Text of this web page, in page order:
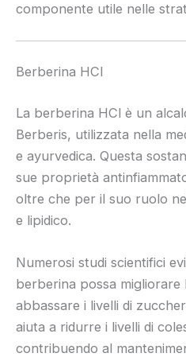
componente utile nelle
Berberina HCl
La berberina HCl è un
Berberis, utilizzata nella
e ayurvedica. Questa
sue proprietà
oltre che per il suo ruolo
e lipidico.
Numerosi studi scientifici
berberina possa migliorare
abbassare i livelli di
aiuta a ridurre i livelli di
contribuendo al